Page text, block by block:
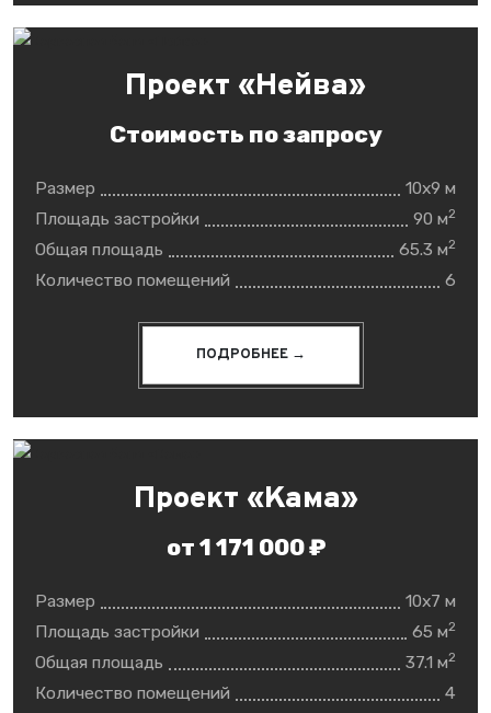
Проект «Нейва»
Стоимость по запросу
Размер
10x9 м
Площадь застройки
90 м2
Общая площадь 65.3 м2
Количество помещений 6
ПОДРОБНЕЕ →
Проект «Кама»
от 1 171 000 ₽
Размер
10x7 м
Площадь застройки
65 м2
Общая площадь 37.1 м2
Количество помещений 4